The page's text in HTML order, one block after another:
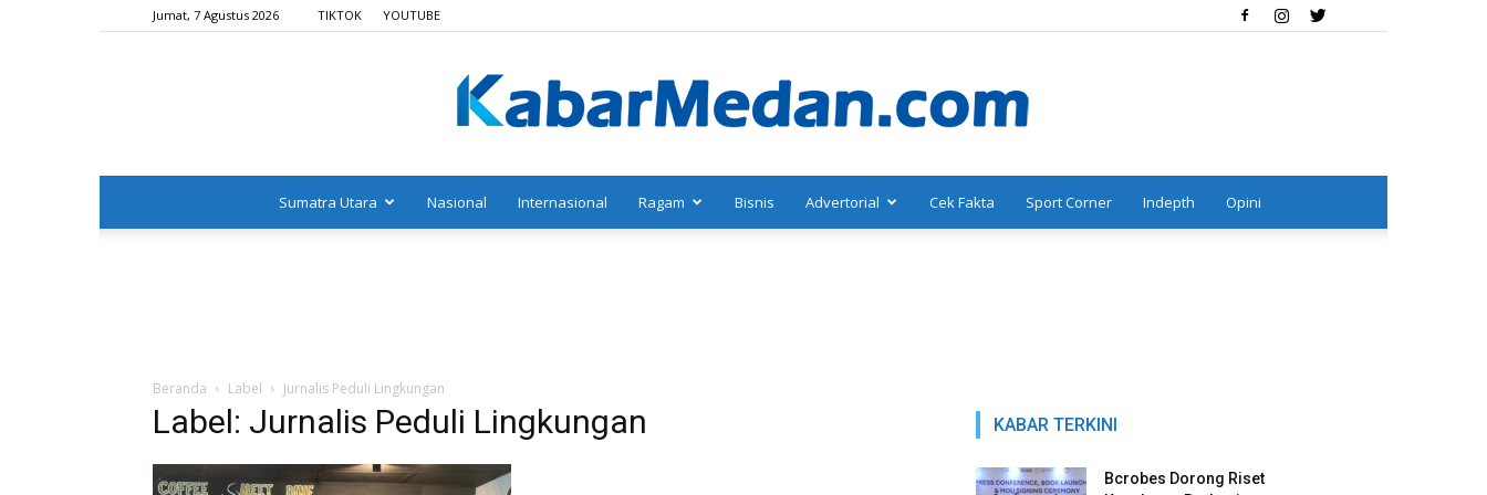
Jumat, 7 Agustus 2026 TIKTOK YOUTUBE
Sumatra Utara Nasional Internasional Ragam Bisnis Advertorial Cek Fakta Sport Corner Indepth Opini
Beranda Label Jurnalis Peduli Lingkungan
Label: Jurnalis Peduli Lingkungan KABAR TERKINI
Bcrobes Dorong Riset